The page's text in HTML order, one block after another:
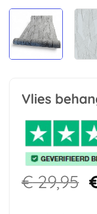
Vlies
€29,95